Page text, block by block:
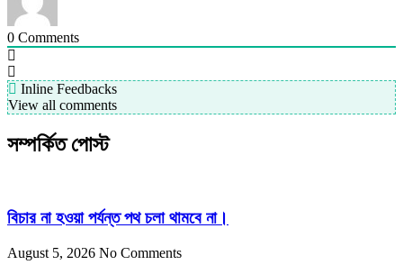
0 Comments
Inline Feedbacks
View all comments
সম্পর্কিত পোস্ট
বিচার না হওয়া পর্যন্ত পথ চলা থামবে না।
August 5, 2026 No Comments